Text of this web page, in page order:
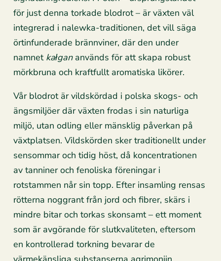
för just denna torkade blodrot – är växten väl
integrerad i nalewka-traditionen, det vill säga
örtinfunderade brännviner, där den under
namnet kałgananvänds för att skapa robust
mörkbruna och kraftfullt aromatiska likörer.
Vår blodrot är vildskördad i polska skogs- och
ängsmiljöer där växten frodas i sin naturliga
miljö, utan odling eller mänsklig påverkan på
växtplatsen. Vildskörden sker traditionellt under
sensommar och tidig höst, då koncentrationen
av tanniner och fenoliska föreningar i
rotstammen når sin topp. Efter insamling rensas
rötterna noggrant från jord och fibrer, skärs i
mindre bitar och torkas skonsamt – ett moment
som är avgörande för slutkvaliteten, eftersom
en kontrollerad torkning bevarar de